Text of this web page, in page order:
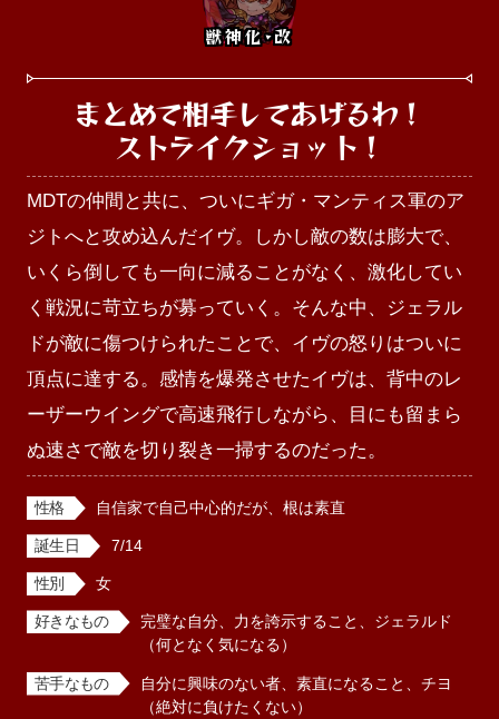
獣神化･改
まとめて相手してあげるわ！
ストライクショット！
MDTの仲間と共に、ついにギガ・マンティス軍のア
ジトへと攻め込んだイヴ。しかし敵の数は膨大で、
いくら倒しても一向に減ることがなく、激化してい
く戦況に苛立ちが募っていく。そんな中、ジェラル
ドが敵に傷つけられたことで、イヴの怒りはついに
頂点に達する。感情を爆発させたイヴは、背中のレ
ーザーウイングで高速飛行しながら、目にも留まら
性格 自信家で自己中心的だが、根は素直
誕生日 7/14
性別 女
好きなもの
完璧な自分、力を誇示すること、ジェラルド
（何となく気になる）
苦手なもの
自分に興味のない者、素直になること、チヨ
（絶対に負けたくない）